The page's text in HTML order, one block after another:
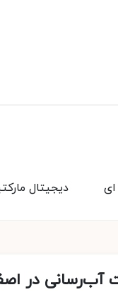
دیجیتال ای
آب‌رسانی در